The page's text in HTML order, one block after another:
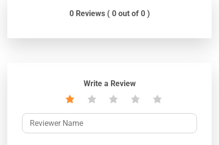
0 Reviews ( 0 out of 0 )
Write a Review